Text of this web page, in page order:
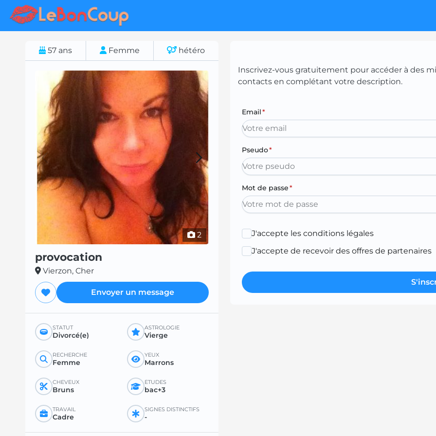
57 ans Femme hétéro
2
provocation
Vierzon, Cher
Envoyer un message
STATUT
Divorcé(e)
ASTROLOGIE
Vierge
RECHERCHE
Femme
YEUX
Marrons
CHEVEUX
Bruns
ÉTUDES
bac+3
TRAVAIL
Cadre
SIGNES DISTINCTIFS
-
Inscrivez-vous gratuitement pour accéder à des
contacts en complétant votre description.
Email*
Pseudo*
Mot de passe*
J'accepte les conditions légales
J'accepte de recevoir des offres de partenaires